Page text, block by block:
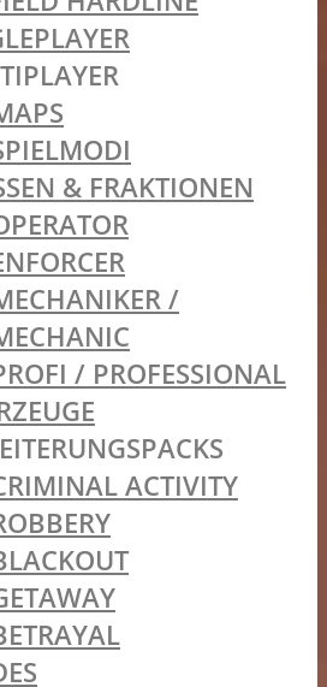
& FRAKTIONEN
/
/ PROFESSIONAL
ACTIVITY